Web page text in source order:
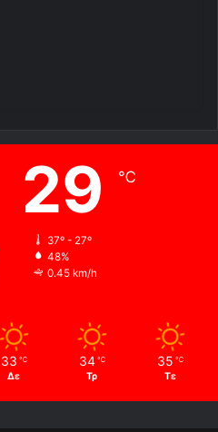
29 ℃
37º - 27º
48%
0.45 km/h
33 ℃
Δε
34 ℃
Τρ
35 ℃
Τε